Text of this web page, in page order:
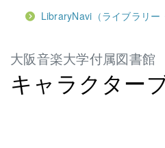
LibraryNavi（ライブラリー
大阪音楽大学付属図書館
キャラクター